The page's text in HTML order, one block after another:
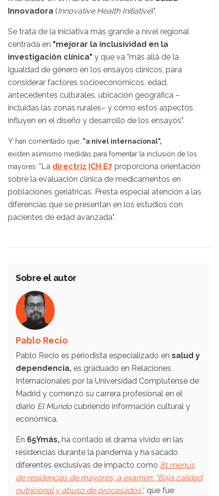
Innovadora (Innovative Health Initiative)".
Se trata de la iniciativa más grande a nivel regional
centrada en "mejorar la inclusividad en la
investigación clínica" y que va "más allá de la
igualdad de género en los ensayos clínicos, para
considerar factores socioeconómicos, edad,
antecedentes culturales, ubicación geográfica –
incluidas las zonas rurales– y cómo estos aspectos
influyen en el diseño y desarrollo de los ensayos".
Y han comentado que, "a nivel internacional",
existen asimismo medidas para fomentar la inclusión de los
mayores: "La directriz ICH E7 proporciona orientación
sobre la evaluación clínica de medicamentos en
poblaciones geriátricas. Presta especial atención a las
diferencias que se presentan en los estudios con
pacientes de edad avanzada".
Sobre el autor
Pablo Recio
Pablo Recio es periodista especializado en salud y
dependencia, es graduado en Relaciones
Internacionales por la Universidad Complutense de
Madrid y comenzó su carrera profesional en el
diario El Mundo cubriendo información cultural y
económica.
En 65Ymás, ha contado el drama vivido en las
residencias durante la pandemia y ha sacado
diferentes exclusivas de impacto como 81 menús
de residencias de mayores, a examen: "Baja calidad
nutricional y abuso de procesados", que fue